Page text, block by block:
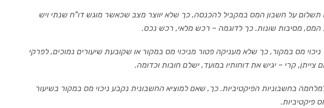
תשלום על חשבון המס במקביל להכנסה, כך שלא יווצר מצב שכאשר מוגש דו"ח שנתי ויש
המס, מסיבות שונות. כך לדוגמה – רכש מלאי, רכש נכס.
ניכוי מס במקור, כך שלא מעניקה פטור מניכוי מס במקור או שקובעת שיעורים נמוכים, לפרקי
קרי – יגיש את דוחותיו במועד, ישלם חובות וכדומה.
בחשבוניות הפיקטיביות. כך, שאם למוציא החשבונית נקבע ניכוי מס במקור בשיעור
פיקטיביות.